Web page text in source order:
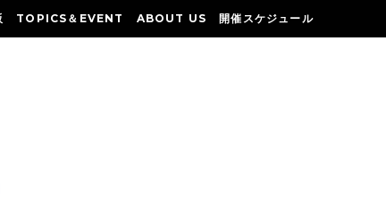
TOPICS＆EVENT ABOUT US 開催スケジュール